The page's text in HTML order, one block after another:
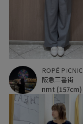
ROPÉ PICNIC
阪急三番街
nmt (157cm)